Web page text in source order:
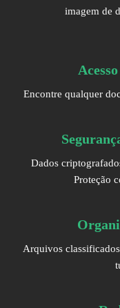
imagem de
Encontre qualquer
Dados
Proteção
Arquivos